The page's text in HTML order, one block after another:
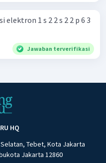
1 s 2 2 s 2 2 p 6 3
Jawaban terverifikasi
HQ
Tebet, Kota Jakarta
Jakarta 12860